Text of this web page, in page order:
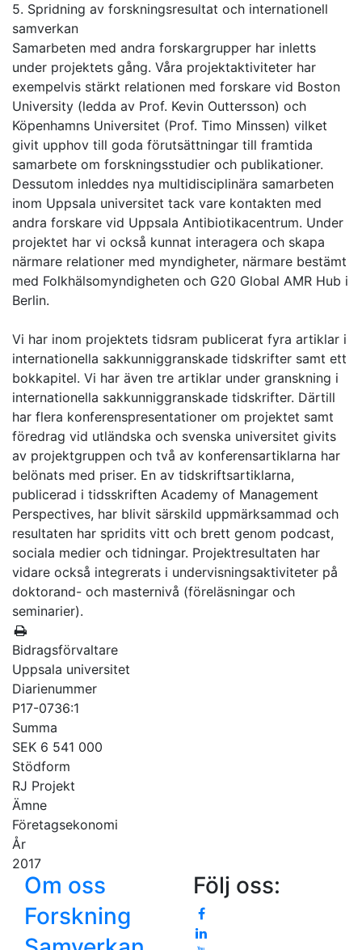
5. Spridning av forskningsresultat och internationell
samverkan
Samarbeten med andra forskargrupper har inletts
under projektets gång. Våra projektaktiviteter har
exempelvis stärkt relationen med forskare vid Boston
University (ledda av Prof. Kevin Outtersson) och
Köpenhamns Universitet (Prof. Timo Minssen) vilket
givit upphov till goda förutsättningar till framtida
samarbete om forskningsstudier och publikationer.
Dessutom inleddes nya multidisciplinära samarbeten
inom Uppsala universitet tack vare kontakten med
andra forskare vid Uppsala Antibiotikacentrum. Under
projektet har vi också kunnat interagera och skapa
närmare relationer med myndigheter, närmare bestämt
med Folkhälsomyndigheten och G20 Global AMR Hub i
Berlin.
Vi har inom projektets tidsram publicerat fyra artiklar i
internationella sakkunniggranskade tidskrifter samt ett
bokkapitel. Vi har även tre artiklar under granskning i
internationella sakkunniggranskade tidskrifter. Därtill
har flera konferenspresentationer om projektet samt
föredrag vid utländska och svenska universitet givits
av projektgruppen och två av konferensartiklarna har
belönats med priser. En av tidskriftsartiklarna,
publicerad i tidsskriften Academy of Management
Perspectives, har blivit särskild uppmärksammad och
resultaten har spridits vitt och brett genom podcast,
sociala medier och tidningar. Projektresultaten har
vidare också integrerats i undervisningsaktiviteter på
doktorand- och masternivå (föreläsningar och
seminarier).
Bidragsförvaltare
Uppsala universitet
Diarienummer
P17-0736:1
Summa
SEK 6 541 000
Stödform
RJ Projekt
Ämne
Företagsekonomi
År
2017
Om oss
Forskning
Följ oss: